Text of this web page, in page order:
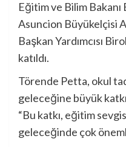
Eğitim ve Bilim
Asuncion Büyükelçisi
Başkan Yardımcısı
katıldı.
Törende Petta, okul
geleceğine büyük
“Bu katkı, eğitim
geleceğinde çok